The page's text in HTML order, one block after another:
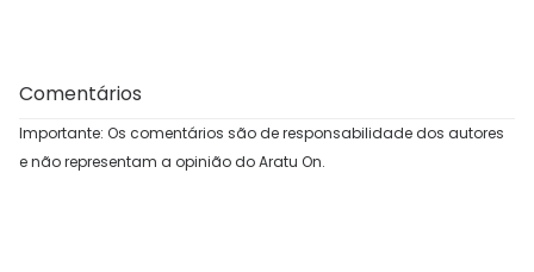
Comentários
Importante: Os comentários são de responsabilidade dos autores
e não representam a opinião do Aratu On.